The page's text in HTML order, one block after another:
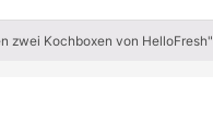
zwei Kochboxen von HelloFresh"